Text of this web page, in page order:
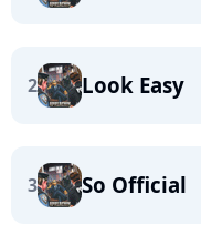
2 Look Easy
3 So Official